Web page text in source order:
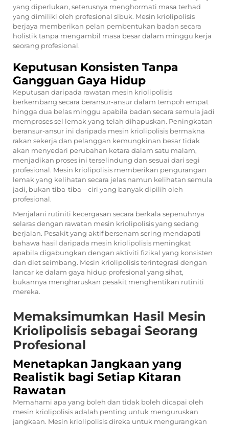
yang diperlukan, seterusnya menghormati masa terhad
yang dimiliki oleh profesional sibuk. Mesin kriolipolisis
berjaya memberikan pelan pembentukan badan secara
holistik tanpa mengambil masa besar dalam minggu kerja
seorang profesional.
Keputusan Konsisten Tanpa
Gangguan Gaya Hidup
Keputusan daripada rawatan mesin kriolipolisis
berkembang secara beransur-ansur dalam tempoh empat
hingga dua belas minggu apabila badan secara semula jadi
memproses sel lemak yang telah dihapuskan. Peningkatan
beransur-ansur ini daripada mesin kriolipolisis bermakna
rakan sekerja dan pelanggan kemungkinan besar tidak
akan menyedari perubahan ketara dalam satu malam,
menjadikan proses ini terselindung dan sesuai dari segi
profesional. Mesin kriolipolisis memberikan pengurangan
lemak yang kelihatan secara jelas namun kelihatan semula
jadi, bukan tiba-tiba—ciri yang banyak dipilih oleh
profesional.
Menjalani rutiniti kecergasan secara berkala sepenuhnya
selaras dengan rawatan mesin kriolipolisis yang sedang
berjalan. Pesakit yang aktif bersenam sering mendapati
bahawa hasil daripada mesin kriolipolisis meningkat
apabila digabungkan dengan aktiviti fizikal yang konsisten
dan diet seimbang. Mesin kriolipolisis terintegrasi dengan
lancar ke dalam gaya hidup profesional yang sihat,
bukannya mengharuskan pesakit menghentikan rutiniti
mereka.
Memaksimumkan Hasil Mesin
Kriolipolisis sebagai Seorang
Profesional
Menetapkan Jangkaan yang
Realistik bagi Setiap Kitaran
Rawatan
Memahami apa yang boleh dan tidak boleh dicapai oleh
mesin kriolipolisis adalah penting untuk menguruskan
jangkaan. Mesin kriolipolisis direka untuk mengurangkan